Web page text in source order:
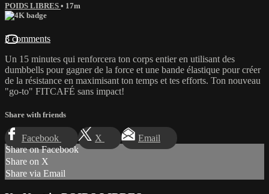
POIDS LIBRES • 17m
3 comments
Un 15 minutes qui renforcera ton corps entier en utilisant des
dumbbells pour gagner de la force et une bande élastique pour créer
de la résistance en maximisant ton temps et tes efforts. Ton nouveau
"go-to" FITCAFÉ sans impact!
Share with friends
Facebook X
Email
Share on Facebook
Share on X
Share via Email